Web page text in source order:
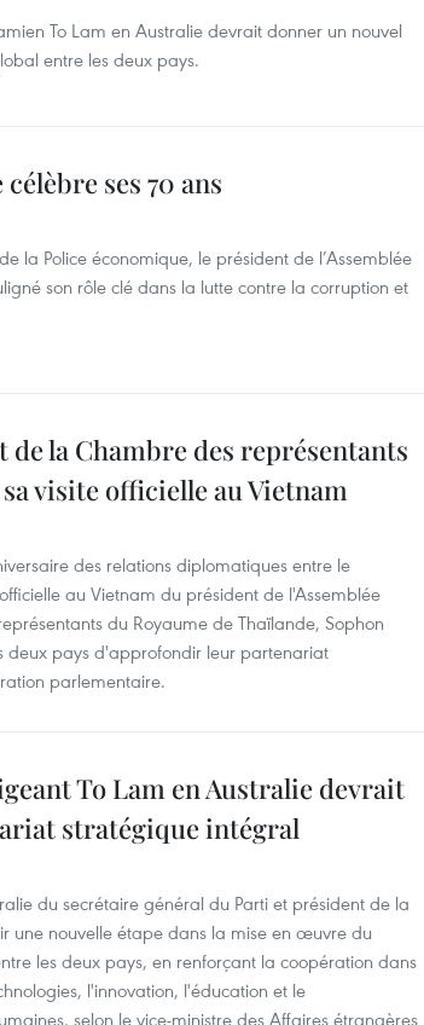
To Lam en Australie devrait donner un nouvel
entre les deux pays.
ses 70 ans
la Police économique, le président de l’Assemblée
son rôle clé dans la lutte contre la corruption et
de la Chambre des représentants
visite officielle au Vietnam
des relations diplomatiques entre le
au Vietnam du président de l'Assemblée
du Royaume de Thaïlande, Sophon
deux pays d'approfondir leur partenariat
parlementaire.
To Lam en Australie devrait
stratégique intégral
du secrétaire général du Parti et président de la
une nouvelle étape dans la mise en œuvre du
les deux pays, en renforçant la coopération dans
l'innovation, l'éducation et le
selon le vice-ministre des Affaires étrangères